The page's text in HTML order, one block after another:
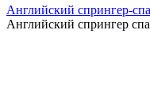
Английский спрингер-
Английский спрингер